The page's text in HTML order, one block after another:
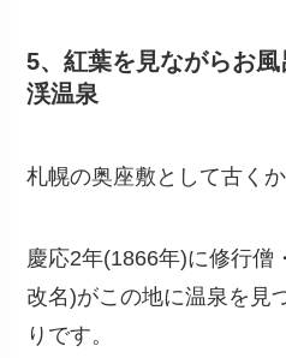
5、紅葉を見ながらお
渓温泉
札幌の奥座敷として古く
慶応2年(1866年)に修行僧
改名)がこの地に温泉を見
りです。